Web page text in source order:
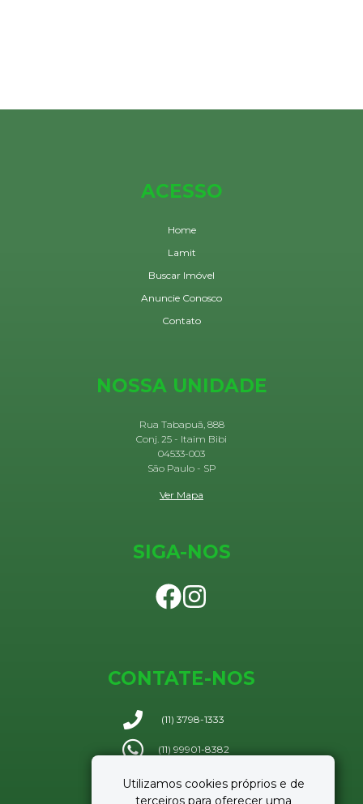
Utilizamos cookies próprios e de
terceiros para oferecer uma
ACESSO
Home
Lamit
Buscar Imóvel
Anuncie Conosco
Contato
NOSSA UNIDADE
Rua Tabapuã, 888
Conj. 25 - Itaim Bibi
04533-003
São Paulo - SP
Ver Mapa
SIGA-NOS
CONTATE-NOS
(11) 3798-1333
(11) 99901-8382
Enviar e-mail